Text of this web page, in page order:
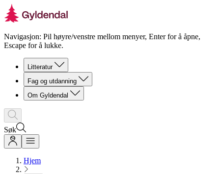
Navigasjon: Pil høyre/venstre mellom menyer, Enter for å åpne,
Escape for å lukke.
Litteratur
Fag og utdanning
Om Gyldendal
Søk
Hjem